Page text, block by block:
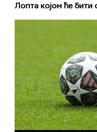
Лопта којом ће бити